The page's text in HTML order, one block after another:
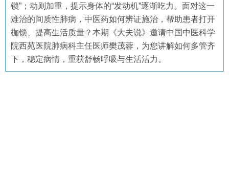
锁”；动则加重，提示身体的“发动机”逐渐吃力。面对这一
难治的间质性肺病，中医药如何辨证施治，帮助患者打开
枷锁、提高生活质量？本期《大夫说》邀请中国中医科学
院西苑医院肺病科主任医师樊茂蓉，为您讲解如何多管齐
下，稳定病情，重获舒畅呼吸与生活活力。